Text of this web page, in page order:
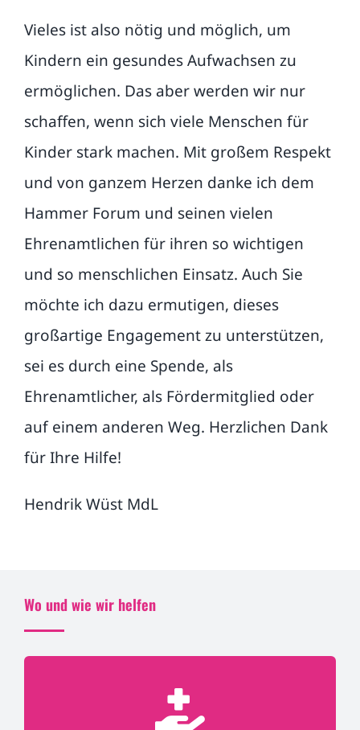
Vieles ist also nötig und möglich, um
Kindern ein gesundes Aufwachsen zu
ermöglichen. Das aber werden wir nur
schaffen, wenn sich viele Menschen für
Kinder stark machen. Mit großem Respekt
und von ganzem Herzen danke ich dem
Hammer Forum und seinen vielen
Ehrenamtlichen für ihren so wichtigen
und so menschlichen Einsatz. Auch Sie
möchte ich dazu ermutigen, dieses
großartige Engagement zu unterstützen,
sei es durch eine Spende, als
Ehrenamtlicher, als Fördermitglied oder
auf einem anderen Weg. Herzlichen Dank
für Ihre Hilfe!
Hendrik Wüst MdL
Wo und wie wir helfen